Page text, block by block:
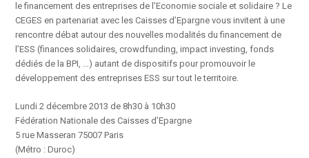
le financement des entreprises de l’Economie sociale et solidaire ? Le
CEGES en partenariat avec les Caisses d’Epargne vous invitent à une
rencontre débat autour des nouvelles modalités du financement de
l’ESS (finances solidaires, crowdfunding, impact investing, fonds
dédiés de la BPI, …) autant de dispositifs pour promouvoir le
développement des entreprises ESS sur tout le territoire.
Lundi 2 décembre 2013 de 8h30 à 10h30
Fédération Nationale des Caisses d’Epargne
5 rue Masseran 75007 Paris
(Métro : Duroc)